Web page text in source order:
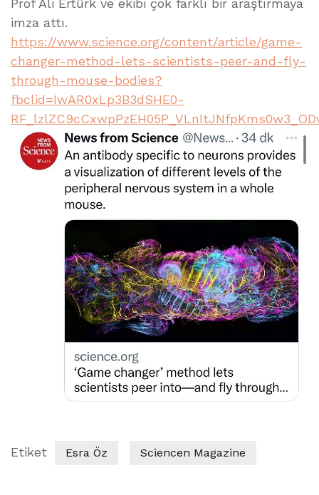
Prof Ali Ertürk ve ekibi çok farklı bir araştırmaya
imza attı.
https://www.science.org/content/article/game-
changer-method-lets-scientists-peer-and-fly-
through-mouse-bodies?
fbclid=IwAR0xLp3B3dSHE0-
Etiket Esra Öz Sciencen Magazine